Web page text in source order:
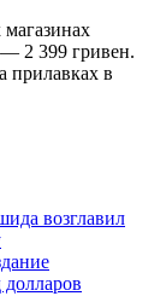
2 399 гривен.
прилавках в
возглавил